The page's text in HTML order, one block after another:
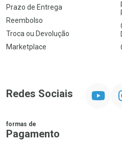
Prazo de Entrega
Reembolso
Troca ou Devolução
Marketplace
Redes Sociais
formas de
Pagamento